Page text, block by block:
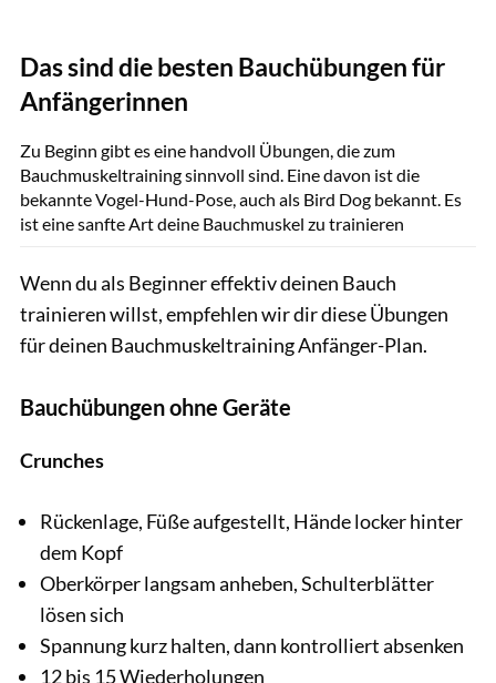
Das sind die besten Bauchübungen für
Anfängerinnen
Zu Beginn gibt es eine handvoll Übungen, die zum
Bauchmuskeltraining sinnvoll sind. Eine davon ist die
bekannte Vogel-Hund-Pose, auch als Bird Dog bekannt. Es
ist eine sanfte Art deine Bauchmuskel zu trainieren
Wenn du als Beginner effektiv deinen Bauch
trainieren willst, empfehlen wir dir diese Übungen
für deinen Bauchmuskeltraining Anfänger-Plan.
Bauchübungen ohne Geräte
Crunches
Rückenlage, Füße aufgestellt, Hände locker hinter
dem Kopf
Oberkörper langsam anheben, Schulterblätter
lösen sich
Spannung kurz halten, dann kontrolliert absenken
12 bis 15 Wiederholungen